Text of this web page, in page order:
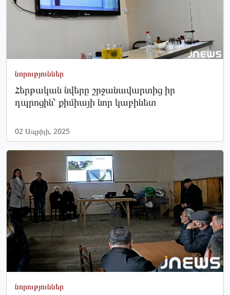
նորություններ
Հերթական նվերը շրջանավարտից իր
դպրոցին՝ քիմիայի նոր կաբինետ
02 Ապրիլի, 2025
նորություններ